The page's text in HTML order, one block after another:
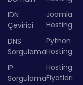
IDN
Çevirici
DNS
Sorgulama
IP
Sorgulama
Joomla
Hosting
Python
Hosting
Hosting
Fiyatları